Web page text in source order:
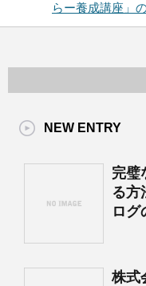
らー養成講座」
NEW ENTRY
完璧
る方
ログ
株式